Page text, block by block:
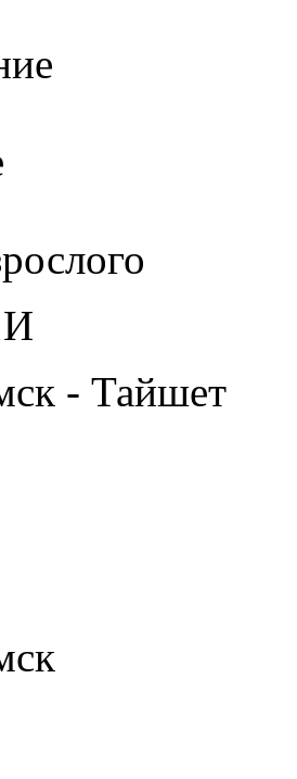
- Тайшет